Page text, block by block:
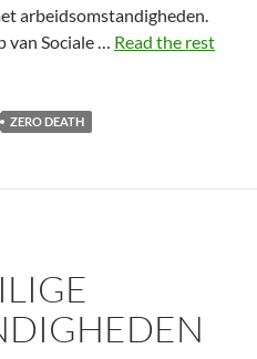
arbeidsomstandigheden.
van Sociale … Read the rest
ZERO DEATH